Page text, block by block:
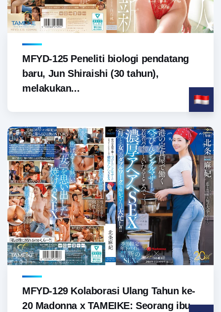
MFYD-125 Peneliti biologi pendatang
baru, Jun Shiraishi (30 tahun),
melakukan...
MFYD-129 Kolaborasi Ulang Tahun ke-
20 Madonna x TAMEIKE: Seorang ibu...